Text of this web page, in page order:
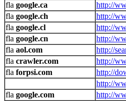
google.ca
http://
google.ch
http://
google.cl
http://
google.cn
http://
aol.com
http://
crawler.com
http://
forpsi.com
http://
http://
google.com
http://